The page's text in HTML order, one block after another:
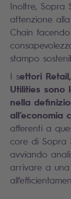
Inoltre, Sopra
attenzione
Chain
stampo
I settori
Utilities sono
nella
all’economia
afferenti a
core di Sopra
avviando
arrivare a una